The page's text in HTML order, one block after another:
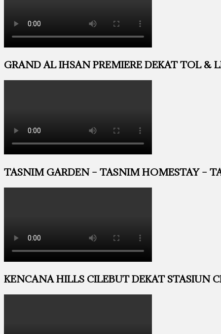
GRAND AL IHSAN PREMIERE DEKAT TOL &
TASNIM GARDEN – TASNIM HOMESTAY –
KENCANA HILLS CILEBUT DEKAT STASIUN